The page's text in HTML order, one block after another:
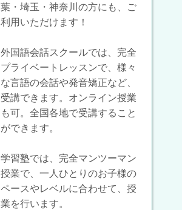
葉・埼玉・神奈川の方にも、ご
利用いただけます！
外国語会話スクールでは、完全
プライベートレッスンで、様々
な言語の会話や発音矯正など、
受講できます。オンライン授業
も可。全国各地で受講すること
ができます。
学習塾では、完全マンツーマン
授業で、一人ひとりのお子様の
ペースやレベルに合わせて、授
業を行います。